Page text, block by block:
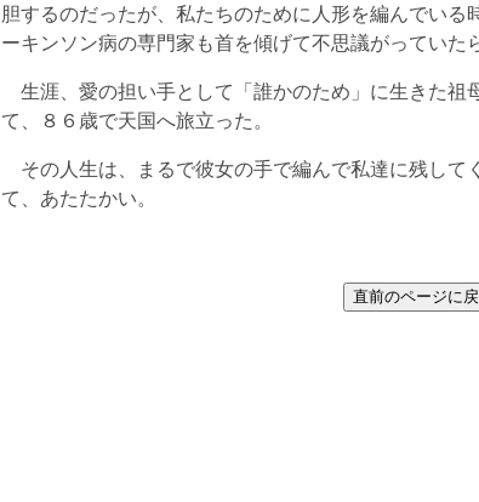
胆するのだったが、私たちのために人形を編んでい
ーキンソン病の専門家も首を傾げて不思議がっていた
生涯、愛の担い手として「誰かのため」に生きた祖
て、８６歳で天国へ旅立った。
その人生は、まるで彼女の手で編んで私達に残して
て、あたたかい。